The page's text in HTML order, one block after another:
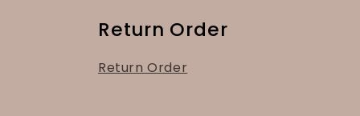
Return Order
Return Order